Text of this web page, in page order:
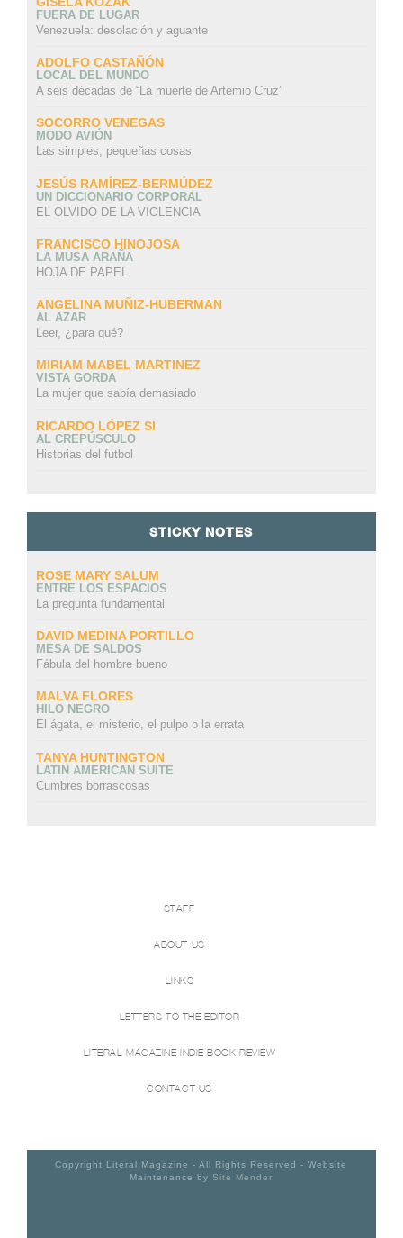
FUERA DE LUGAR
Venezuela: desolación y aguante
ADOLFO CASTAÑÓN
LOCAL DEL MUNDO
A seis décadas de “La muerte de Artemio Cruz”
SOCORRO VENEGAS
MODO AVIÓN
Las simples, pequeñas cosas
JESÚS RAMÍREZ-BERMÚDEZ
UN DICCIONARIO CORPORAL
EL OLVIDO DE LA VIOLENCIA
FRANCISCO HINOJOSA
LA MUSA ARAÑA
HOJA DE PAPEL
ANGELINA MUÑIZ-HUBERMAN
AL AZAR
Leer, ¿para qué?
MIRIAM MABEL MARTINEZ
VISTA GORDA
La mujer que sabía demasiado
RICARDO LÓPEZ SI
AL CREPÚSCULO
Historias del futbol
STICKY NOTES
ROSE MARY SALUM
ENTRE LOS ESPACIOS
La pregunta fundamental
DAVID MEDINA PORTILLO
MESA DE SALDOS
Fábula del hombre bueno
MALVA FLORES
HILO NEGRO
El ágata, el misterio, el pulpo o la errata
TANYA HUNTINGTON
LATIN AMERICAN SUITE
Cumbres borrascosas
STAFF
ABOUT US
LINKS
LETTERS TO THE EDITOR
LITERAL MAGAZINE INDIE BOOK REVIEW
CONTACT US
Copyright Literal Magazine - All Rights Reserved - Website
Maintenance bySite Mender